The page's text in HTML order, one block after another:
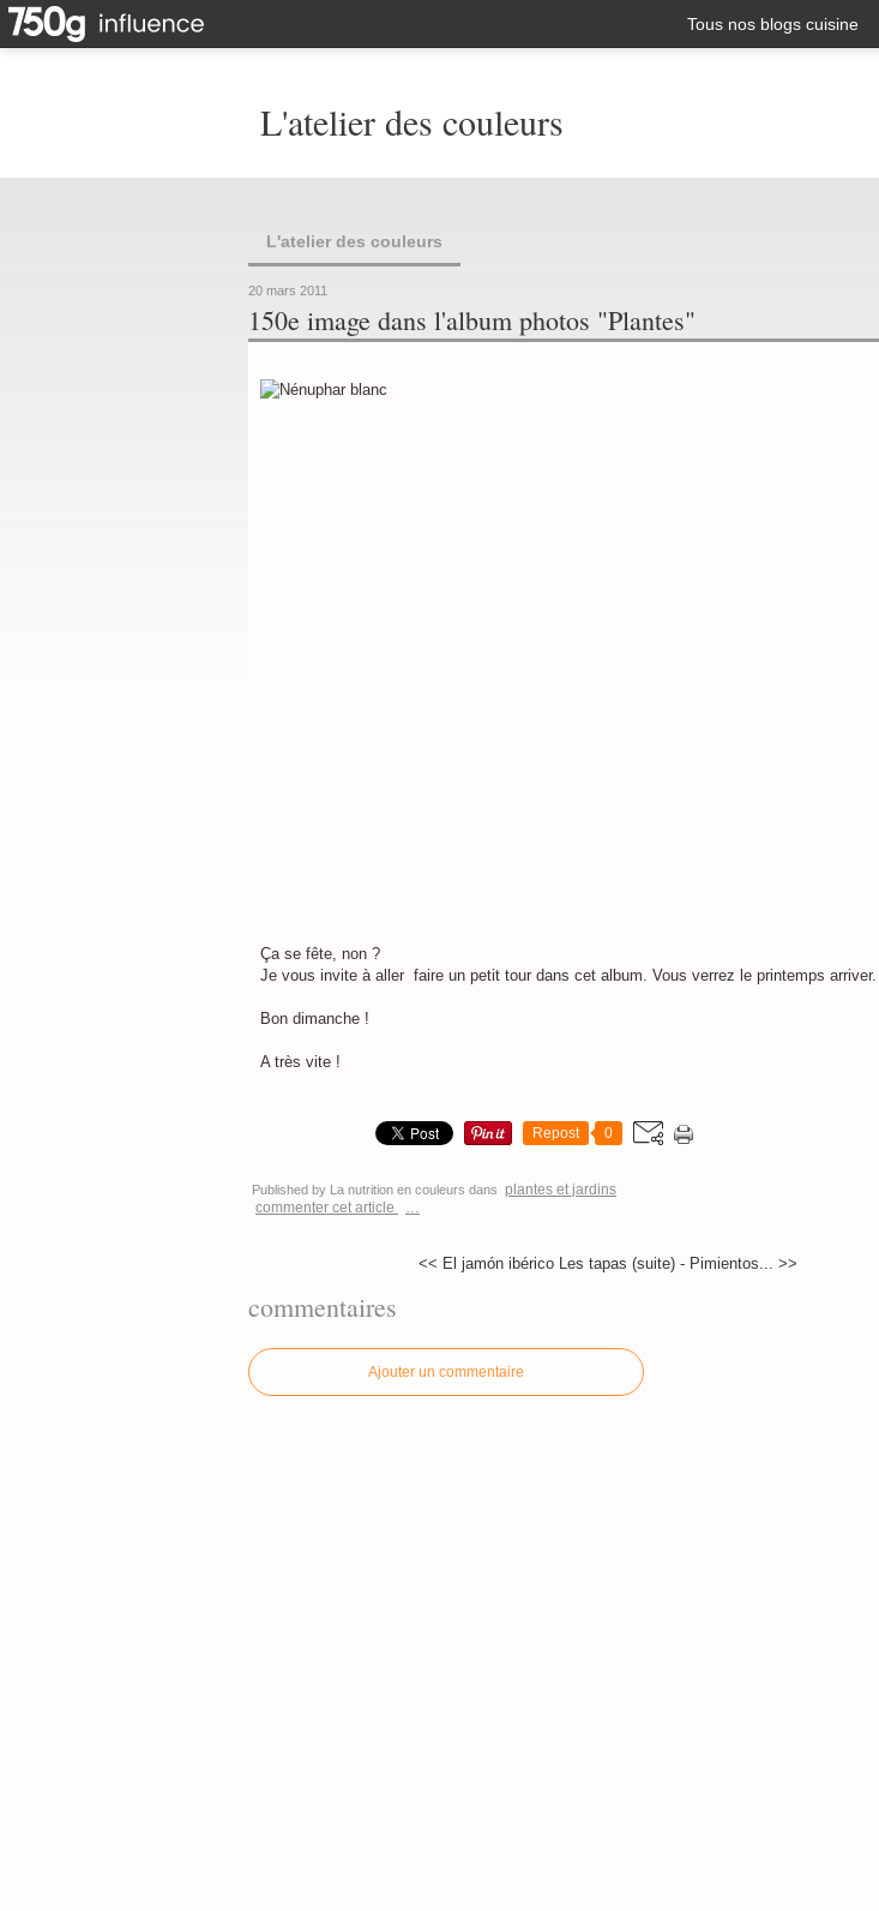
Tous nos blogs cuisine
L'atelier des couleurs
L'atelier des couleurs
20 mars 2011
150e image dans l'album photos "Plantes"
Ça se fête, non ?
Je vous invite à aller faire un petit tour dans cet album. Vous verrez le printemps arriver.
Bon dimanche !
A très vite !
Repost 0
Published by La nutrition en couleurs dans
plantes et jardins
commenter cet article
…
<< El jamón ibérico Les tapas (suite) - Pimientos... >>
commentaires
Ajouter un commentaire